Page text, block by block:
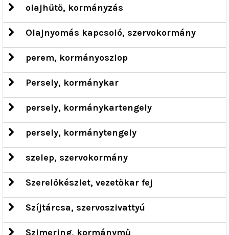
olajhűtő, kormányzás
Olajnyomás kapcsoló, szervokormány
perem, kormányoszlop
Persely, kormánykar
persely, kormánykartengely
persely, kormánytengely
szelep, szervokormány
Szerelőkészlet, vezetőkar fej
Szíjtárcsa, szervoszivattyú
Szimering, kormánymű